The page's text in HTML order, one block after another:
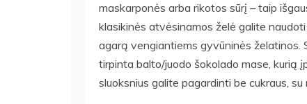
maskarponės arba rikotos sūrį – taip
klasikinės atvėsinamos želė galite
agarą vengiantiems gyvūninės želatinos.
tirpinta balto/juodo šokolado mase, kurią
sluoksnius galite pagardinti be cukraus, su